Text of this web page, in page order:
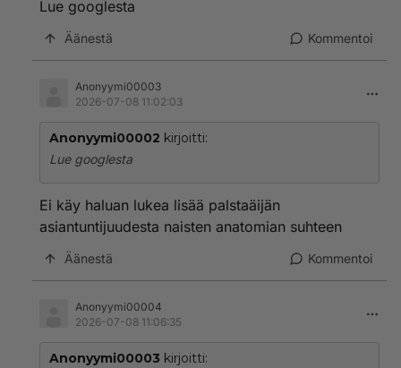
Lue googlesta
Äänestä Kommentoi
Anonyymi00003
2026-07-08 11:02:03
Anonyymi00002 kirjoitti:
Lue googlesta
Ei käy haluan lukea lisää palstaäijän
asiantuntijuudesta naisten anatomian suhteen
Äänestä Kommentoi
Anonyymi00004
2026-07-08 11:06:35
Anonyymi00003 kirjoitti: